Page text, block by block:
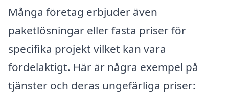
Många företag erbjuder även
paketlösningar eller fasta priser för
specifika projekt vilket kan vara
fördelaktigt. Här är några exempel på
tjänster och deras ungefärliga priser: